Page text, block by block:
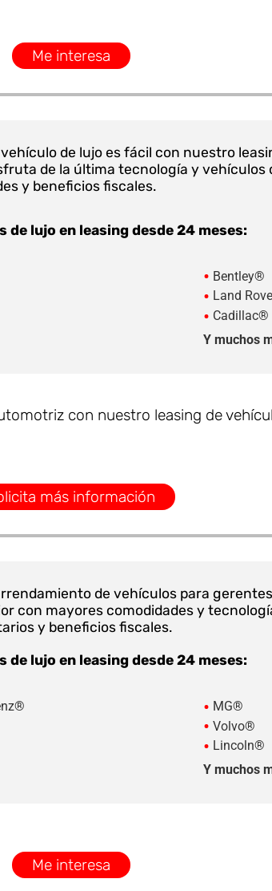
Me interesa
de lujo es fácil con nuestro
de la última tecnología y vehículos
y beneficios fiscales.
de lujo en leasing desde 24 meses:
• Bentley®
• Land
• Cadillac®
Y muchos
con nuestro leasing de
más información
de vehículos para
con mayores comodidades y
y beneficios fiscales.
de lujo en leasing desde 24 meses:
• MG®
• Volvo®
• Lincoln®
Y muchos
Me interesa